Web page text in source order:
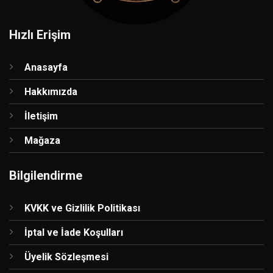
Hızlı Erişim
Anasayfa
Hakkımızda
İletişim
Mağaza
Bilgilendirme
KVKK ve Gizlilik Politikası
İptal ve İade Koşulları
Üyelik Sözleşmesi